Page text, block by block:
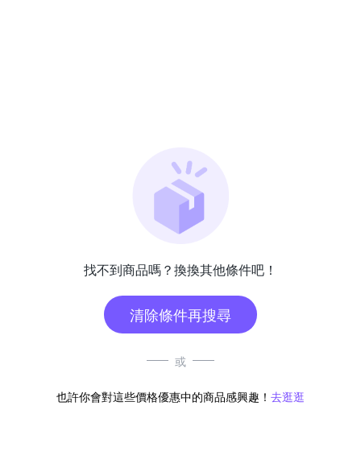
找不到商品嗎？換換其他條件吧！
清除條件再搜尋
或
也許你會對這些價格優惠中的商品感興趣！ 去逛逛